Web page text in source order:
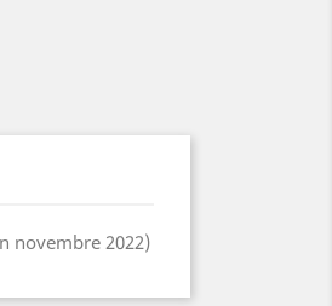
novembre 2022)